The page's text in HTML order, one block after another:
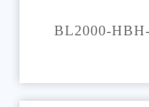
BL2000-